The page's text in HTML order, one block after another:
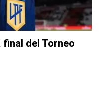
final del Torneo